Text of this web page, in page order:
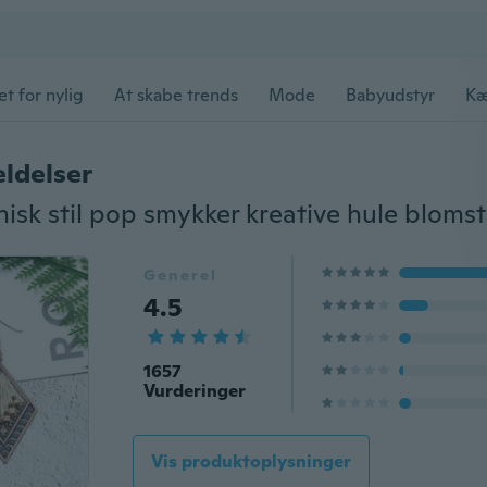
for nylig At skabe trends Mode Babyudstyr
Generel
4.5
1657
Vurderinger
Vis produktoplysninger